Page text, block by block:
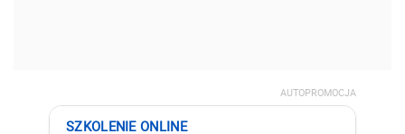
AUTOPROMOCJA
SZKOLENIE ONLINE